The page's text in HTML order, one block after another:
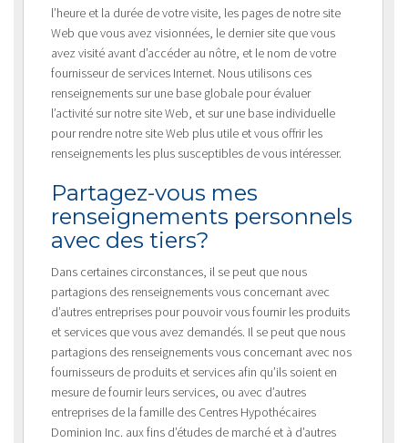
l’heure et la durée de votre visite, les pages de notre site
Web que vous avez visionnées, le dernier site que vous
avez visité avant d’accéder au nôtre, et le nom de votre
fournisseur de services Internet. Nous utilisons ces
renseignements sur une base globale pour évaluer
l’activité sur notre site Web, et sur une base individuelle
pour rendre notre site Web plus utile et vous offrir les
renseignements les plus susceptibles de vous intéresser.
Partagez-vous mes
renseignements personnels
avec des tiers?
Dans certaines circonstances, il se peut que nous
partagions des renseignements vous concernant avec
d’autres entreprises pour pouvoir vous fournir les produits
et services que vous avez demandés. Il se peut que nous
partagions des renseignements vous concernant avec nos
fournisseurs de produits et services afin qu’ils soient en
mesure de fournir leurs services, ou avec d’autres
entreprises de la famille des Centres Hypothécaires
Dominion Inc. aux fins d’études de marché et à d’autres